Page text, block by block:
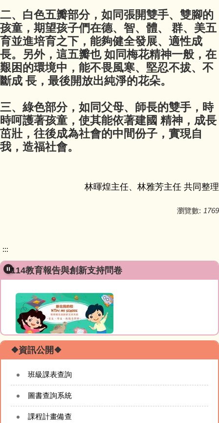
二、白色五瓣部分，如同張開雙手、雙腳的
孩童，期望孩子們在德、智、體、 群、美五
育並進培育之下，能夠健全發展、適性成
長。另外，這五瓣也 如同梅花精神一般，在
艱困的環境中，能不畏風寒、堅忍不拔、不
斷成 長，最後開放出純淨的花朵。
三、綠色部分，如同父母、師長的雙手，時
時呵護著孩童，使其能依著建國 精神，成長
茁壯，往後成為社會的中間份子，實現自
我，造福社會。
林暉煌主任、林雅芳主任 共同整理
瀏覽數: 1769
:::
114教育報告與創新支持問卷
❖資訊公開❖
班級課表查詢
圖書查詢系統
課程計畫備查